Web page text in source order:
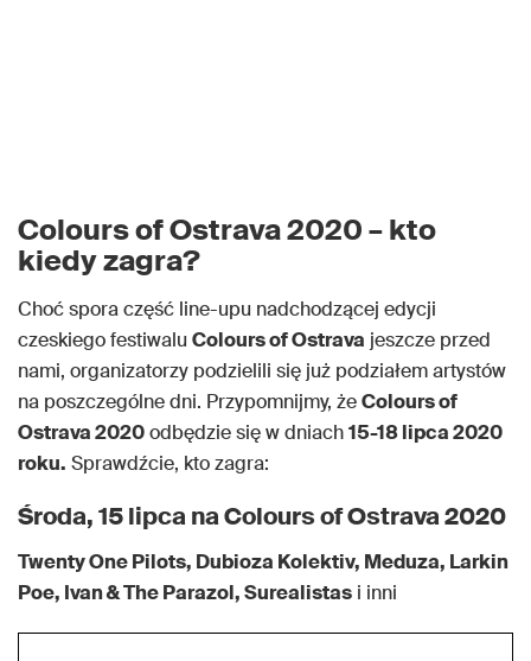
Colours of Ostrava 2020 – kto
kiedy zagra?
Choć spora część line-upu nadchodzącej edycji
czeskiego festiwalu Colours of Ostrava jeszcze przed
nami, organizatorzy podzielili się już podziałem artystów
na poszczególne dni. Przypomnijmy, żeColours of
Ostrava 2020odbędzie się w dniach15-18 lipca 2020
roku. Sprawdźcie, kto zagra:
Środa, 15 lipca na Colours of Ostrava 2020
Twenty One Pilots, Dubioza Kolektiv, Meduza, Larkin
Poe, Ivan & The Parazol, Surealistas i inni